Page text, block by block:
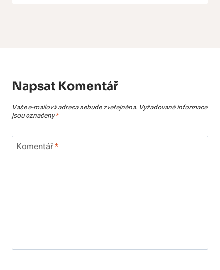
Napsat Komentář
Vaše e-mailová adresa nebude zveřejněna. Vyžadované informace
jsou označeny*
Komentář*